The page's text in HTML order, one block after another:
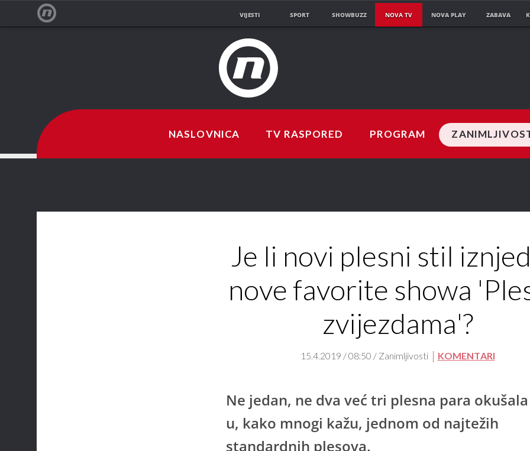
VIJESTI SPORT SHOWBUZZ NOVA TV NOVA PLAY ZABAVA
NASLOVNICA TV RASPORED PROGRAM
Je li novi plesni stil
nove favorite showa
zvijezdama'?
15.4.2019 / 08:50 / Zanimljivosti KOMENTARI
Ne jedan, ne dva već tri plesna para
u, kako mnogi kažu, jednom od najtežih
standardnih plesova.
Damir